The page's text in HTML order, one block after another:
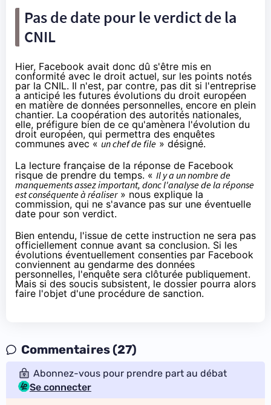
Pas de date pour le verdict de la
CNIL
Hier, Facebook avait donc dû s'être mis en
conformité avec le droit actuel, sur les points notés
par la CNIL. Il n'est, par contre, pas dit si l'entreprise
a anticipé les futures évolutions du droit européen
en matière de données personnelles, encore en plein
chantier. La coopération des autorités nationales,
elle, préfigure bien de ce qu'amènera l'évolution du
droit européen, qui permettra des enquêtes
communes avec « un chef de file » désigné.
La lecture française de la réponse de Facebook
risque de prendre du temps. « Il y a un nombre de
manquements assez important, donc l'analyse de la réponse
est conséquente à réaliser» nous explique la
commission, qui ne s'avance pas sur une éventuelle
date pour son verdict.
Bien entendu, l'issue de cette instruction ne sera pas
officiellement connue avant sa conclusion. Si les
évolutions éventuellement consenties par Facebook
conviennent au gendarme des données
personnelles, l'enquête sera clôturée publiquement.
Mais si des soucis subsistent, le dossier pourra alors
faire l'objet d'une procédure de sanction.
Commentaires (27)
Abonnez-vous pour prendre part au débat
Se connecter